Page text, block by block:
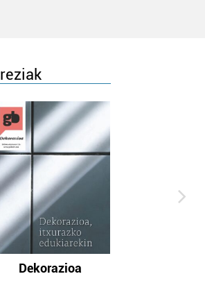
Dekorazioa